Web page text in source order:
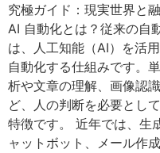
究極ガイド：現実世界と
AI 自動化とは？従来の自
は、人工知能（AI）を活
自動化する仕組みです。
析や文章の理解、画像認
ど、人の判断を必要とし
特徴です。 近年では、生
ャットボット、メール作